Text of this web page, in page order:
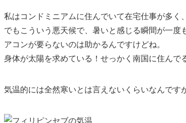
私はコンドミニアムに住んでいて在宅仕事が多く
でもこういう悪天候で、 暑いと感じる瞬間が一度
アコンが要らないのは助かるんですけどね。
身体が太陽を求めている！せっかく南国に住んで
気温的には全然寒いとは言えないくらいなんです